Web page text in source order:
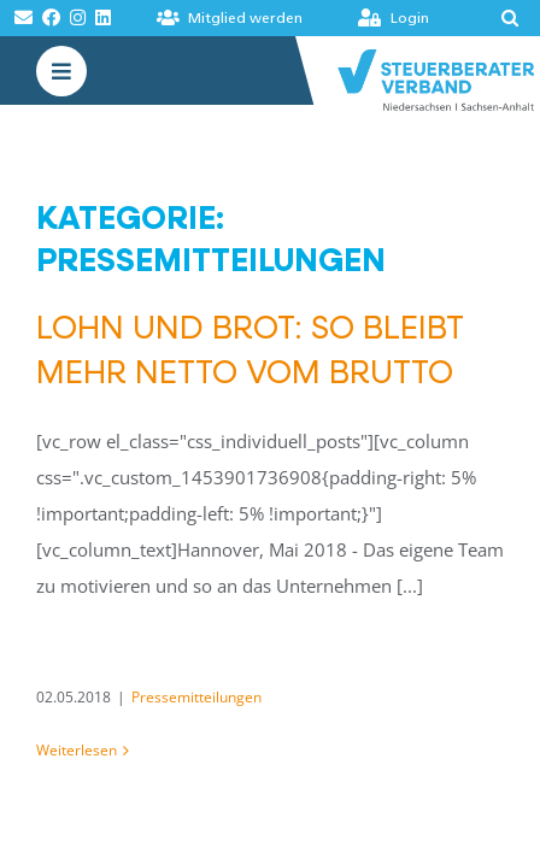
Zum
Inhalt
springen
Mitglied werden Login
Toggle
Navigation
MELDUNGEN
KATEGORIE:
PRESSEMITTEILUNGEN
LOHN UND BROT: SO BLEIBT
MEHR NETTO VOM BRUTTO
[vc_row el_class="css_individuell_posts"][vc_column
css=".vc_custom_1453901736908{padding-right: 5%
!important;padding-left: 5% !important;}"]
[vc_column_text]Hannover, Mai 2018 - Das eigene Team
zu motivieren und so an das Unternehmen [...]
02.05.2018 | Pressemitteilungen
Weiterlesen